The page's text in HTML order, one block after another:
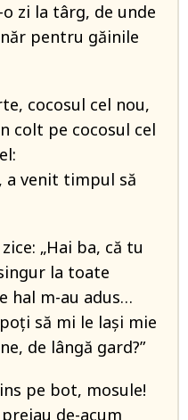
zi la târg, de unde
pentru găinile
cocosul cel nou,
colt pe cocosul cel
a venit timpul să
„Hai ba, că tu
la toate
hal m-au adus…
să mi le lași mie
de lângă gard?”
pe bot, mosule!
de-acum